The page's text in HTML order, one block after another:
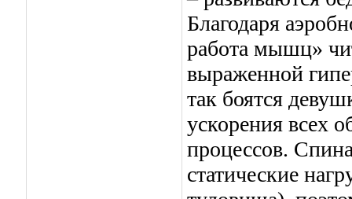
Благодаря
работа мышц»
выраженной
так боятся
ускорения всех
процессов.
статические